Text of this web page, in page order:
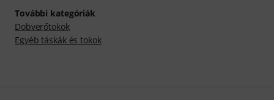
További kategóriák
Dobverőtokok
Egyéb táskák és tokok